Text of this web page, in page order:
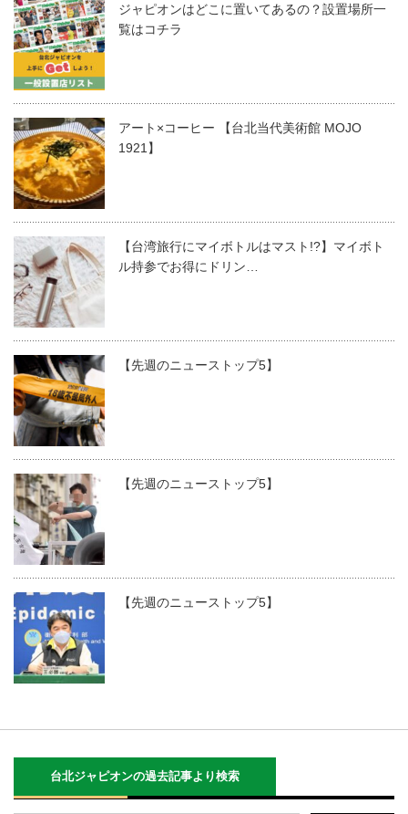
ジャピオンはどこに置いてあるの？設置場所一
覧はコチラ
アート×コーヒー 【台北当代美術館 MOJO
1921】
【台湾旅行にマイボトルはマスト!?】マイボト
ル持参でお得にドリン…
【先週のニューストップ5】
【先週のニューストップ5】
【先週のニューストップ5】
台北ジャピオンの過去記事より検索